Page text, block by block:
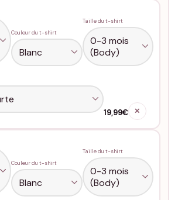
Couleur du t-shirt
Taille du t-shirt
19,99€ ✕
Couleur du t-shirt
Taille du t-shirt